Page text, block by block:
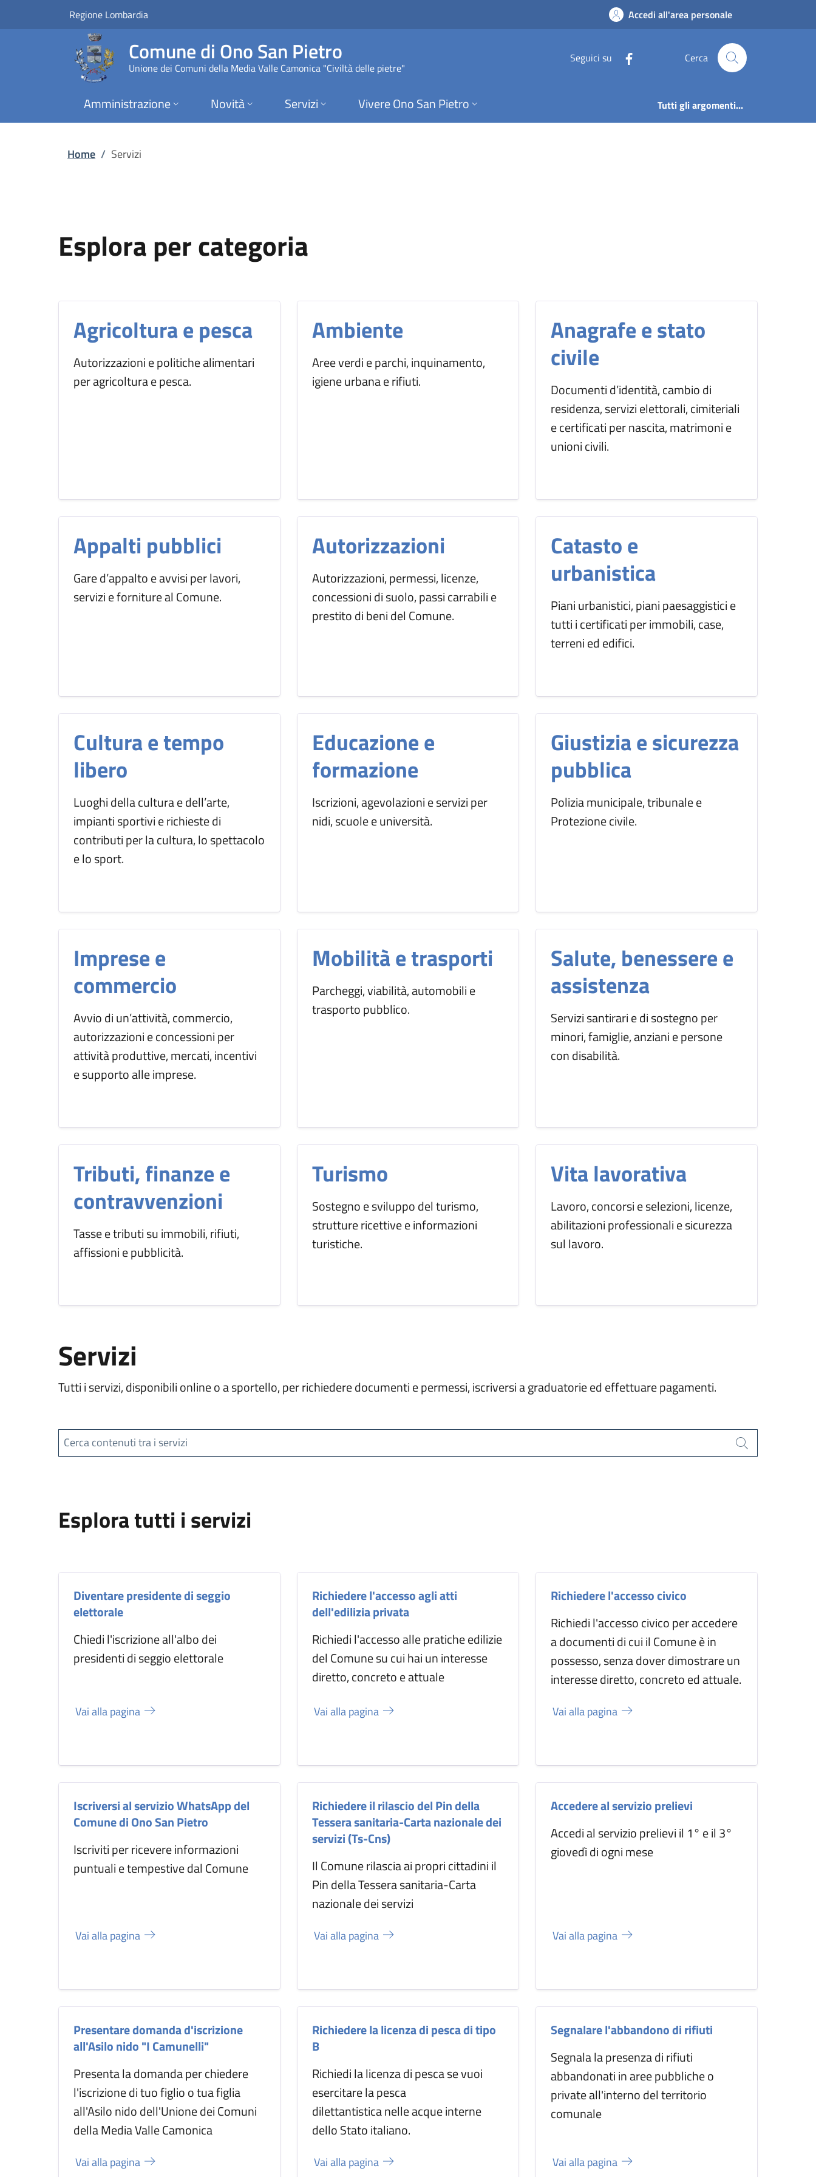
Vai al contenuto principale
Servizi | Comune di Ono San Pietro
Regione Lombardia Accedi all'area personale
Comune di Ono San Pietro
Unione dei Comuni della Media Valle Camonica "Civiltà delle pietre"
Seguici su Cerca
Amministrazione Novità Servizi Vivere Ono San Pietro Tutti gli argomenti...
Home / Servizi
Esplora per categoria
Agricoltura e pesca
Autorizzazioni e politiche alimentari
per agricoltura e pesca.
Ambiente
Aree verdi e parchi, inquinamento,
igiene urbana e rifiuti.
Anagrafe e stato
civile
Documenti d’identità, cambio di
residenza, servizi elettorali, cimiteriali
e certificati per nascita, matrimoni e
unioni civili.
Appalti pubblici
Gare d’appalto e avvisi per lavori,
servizi e forniture al Comune.
Autorizzazioni
Autorizzazioni, permessi, licenze,
concessioni di suolo, passi carrabili e
prestito di beni del Comune.
Catasto e
urbanistica
Piani urbanistici, piani paesaggistici e
tutti i certificati per immobili, case,
terreni ed edifici.
Cultura e tempo
libero
Luoghi della cultura e dell’arte,
impianti sportivi e richieste di
contributi per la cultura, lo spettacolo
e lo sport.
Educazione e
formazione
Iscrizioni, agevolazioni e servizi per
nidi, scuole e università.
Giustizia e sicurezza
pubblica
Polizia municipale, tribunale e
Protezione civile.
Imprese e
commercio
Avvio di un’attività, commercio,
autorizzazioni e concessioni per
attività produttive, mercati, incentivi
e supporto alle imprese.
Mobilità e trasporti
Parcheggi, viabilità, automobili e
trasporto pubblico.
Salute, benessere e
assistenza
Servizi santirari e di sostegno per
minori, famiglie, anziani e persone
con disabilità.
Tributi, finanze e
contravvenzioni
Tasse e tributi su immobili, rifiuti,
affissioni e pubblicità.
Turismo
Sostegno e sviluppo del turismo,
strutture ricettive e informazioni
turistiche.
Vita lavorativa
Lavoro, concorsi e selezioni, licenze,
abilitazioni professionali e sicurezza
sul lavoro.
Servizi
Tutti i servizi, disponibili online o a sportello, per richiedere documenti e permessi, iscriversi a graduatorie ed effettuare pagamenti.
Cerca contenuti tra i servizi
Cerca
Esplora tutti i servizi
Diventare presidente di seggio
elettorale
Chiedi l'iscrizione all'albo dei
presidenti di seggio elettorale
Vai alla pagina
Richiedere l'accesso agli atti
dell'edilizia privata
Richiedi l'accesso alle pratiche edilizie
del Comune su cui hai un interesse
diretto, concreto e attuale
Vai alla pagina
Richiedere l'accesso civico
Richiedi l'accesso civico per accedere
a documenti di cui il Comune è in
possesso, senza dover dimostrare un
interesse diretto, concreto ed attuale.
Vai alla pagina
Iscriversi al servizio WhatsApp del
Comune di Ono San Pietro
Iscriviti per ricevere informazioni
puntuali e tempestive dal Comune
Vai alla pagina
Richiedere il rilascio del Pin della
Tessera sanitaria-Carta nazionale dei
servizi (Ts-Cns)
Il Comune rilascia ai propri cittadini il
Pin della Tessera sanitaria-Carta
nazionale dei servizi
Vai alla pagina
Accedere al servizio prelievi
Accedi al servizio prelievi il 1° e il 3°
giovedì di ogni mese
Vai alla pagina
Presentare domanda d'iscrizione
all'Asilo nido "I Camunelli"
Presenta la domanda per chiedere
l'iscrizione di tuo figlio o tua figlia
all'Asilo nido dell'Unione dei Comuni
della Media Valle Camonica
Vai alla pagina
Richiedere la licenza di pesca di tipo
B
Richiedi la licenza di pesca se vuoi
esercitare la pesca
dilettantistica nelle acque interne
dello Stato italiano.
Vai alla pagina
Segnalare l'abbandono di rifiuti
Segnala la presenza di rifiuti
abbandonati in aree pubbliche o
private all'interno del territorio
comunale
Vai alla pagina